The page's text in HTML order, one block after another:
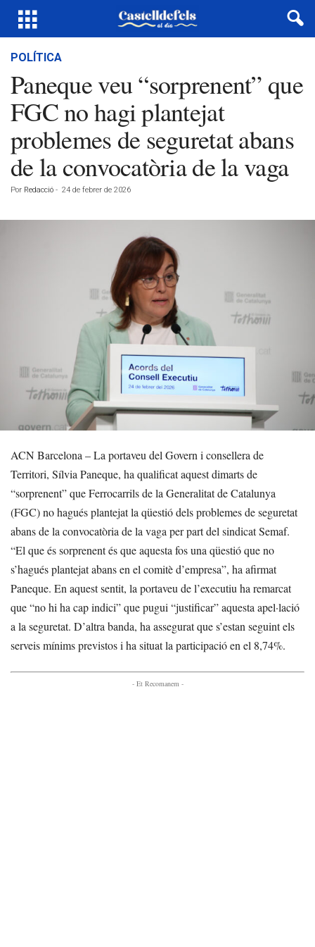
POLÍTICA
Paneque veu “sorprenent” que
FGC no hagi plantejat
problemes de seguretat abans
de la convocatòria de la vaga
Por Redacció - 24 de febrer de 2026
ACN Barcelona – La portaveu del Govern i consellera de
Territori, Sílvia Paneque, ha qualificat aquest dimarts de
“sorprenent” que Ferrocarrils de la Generalitat de Catalunya
(FGC) no hagués plantejat la qüestió dels problemes de seguretat
abans de la convocatòria de la vaga per part del sindicat Semaf.
“El que és sorprenent és que aquesta fos una qüestió que no
s’hagués plantejat abans en el comitè d’empresa”, ha afirmat
Paneque. En aquest sentit, la portaveu de l’executiu ha remarcat
que “no hi ha cap indici” que pugui “justificar” aquesta apel·lació
a la seguretat. D’altra banda, ha assegurat que s’estan seguint els
serveis mínims previstos i ha situat la participació en el 8,74%.
- Et Recomanem -